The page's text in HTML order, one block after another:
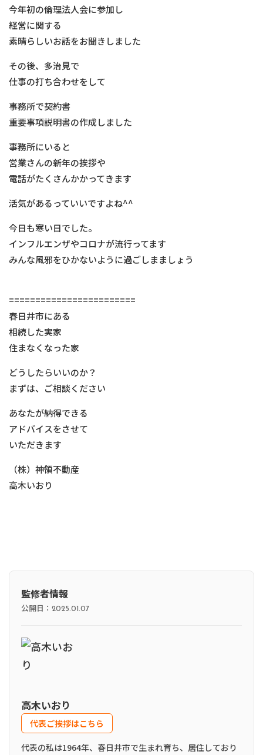
今年初の倫理法人会に参加し
経営に関する
素晴らしいお話をお聞きしました
その後、多治見で
仕事の打ち合わせをして
事務所で契約書
重要事項説明書の作成しました
事務所にいると
営業さんの新年の挨拶や
電話がたくさんかかってきます
活気があるっていいですよね^^
今日も寒い日でした。
インフルエンザやコロナが流行ってます
みんな風邪をひかないように過ごしまましょう
========================
春日井市にある
相続した実家
住まなくなった家
どうしたらいいのか？
まずは、ご相談ください
あなたが納得できる
アドバイスをさせて
いただきます
（株）神領不動産
高木いおり
監修者情報
公開日： 2025.01.07
高木いおり
代表ご挨拶はこちら
代表の私は1964年、春日井市で生まれ育ち、居住しており